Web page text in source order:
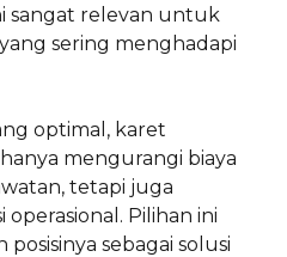
sangat relevan untuk
sering menghadapi
optimal, karet
mengurangi biaya
tetapi juga
Pilihan ini
sebagai solusi